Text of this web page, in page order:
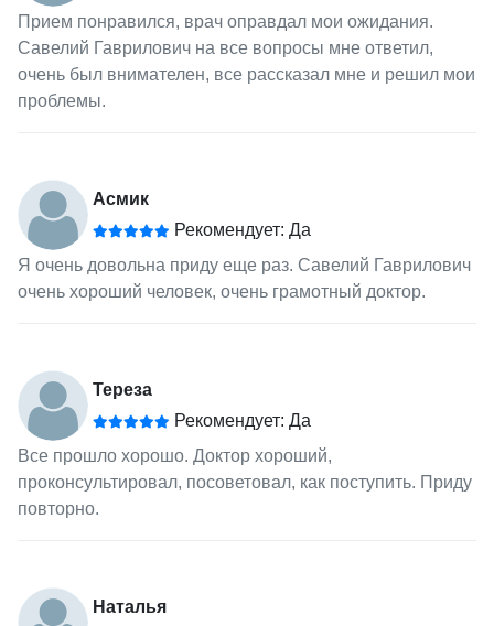
Прием понравился, врач оправдал мои ожидания.
Савелий Гаврилович на все вопросы мне ответил,
очень был внимателен, все рассказал мне и решил мои
проблемы.
Асмик
Рекомендует: Да
Я очень довольна приду еще раз. Савелий Гаврилович
очень хороший человек, очень грамотный доктор.
Тереза
Рекомендует: Да
Все прошло хорошо. Доктор хороший,
проконсультировал, посоветовал, как поступить. Приду
повторно.
Наталья